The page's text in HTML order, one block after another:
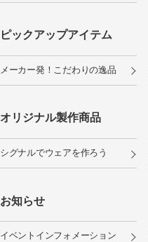
ピックアップアイテム
メーカー発！こだわりの逸品
オリジナル製作商品
シグナルでウェアを作ろう
お知らせ
イベントインフォメーション